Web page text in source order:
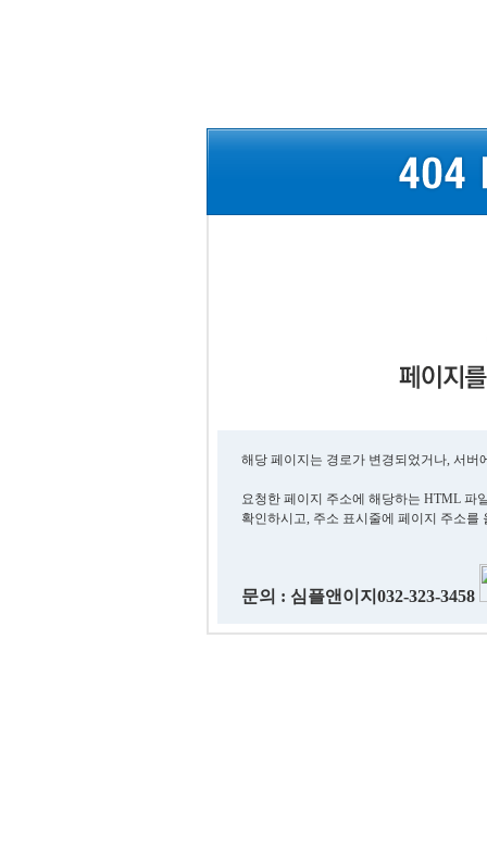
해당 페이지는 경로가 변경되었거나, 서
요청한 페이지 주소에 해당하는 HTML 파
확인하시고, 주소 표시줄에 페이지 주소
문의 : 심플앤이지032-323-3458